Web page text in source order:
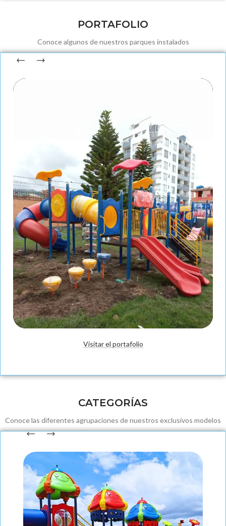
PORTAFOLIO
Conoce algunos de nuestros parques instalados
Visitar el portafolio
CATEGORÍAS
Conoce las diferentes agrupaciones de nuestros exclusivos modelos